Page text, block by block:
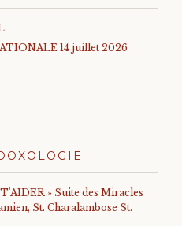
14 juillet 2026
» Suite des Miracles
St. Charalambose St.